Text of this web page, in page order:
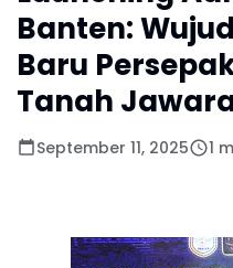
Banten:
Baru
Tanah
September 11, 2025 1